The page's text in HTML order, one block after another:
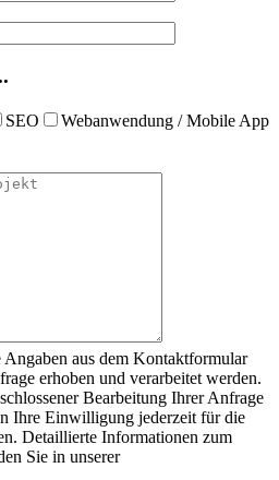
SEO
Webanwendung / Mobile App
Angaben aus dem Kontaktformular
erhoben und verarbeitet werden.
Bearbeitung Ihrer Anfrage
Ihre Einwilligung jederzeit für die
Detaillierte Informationen zum
Sie in unserer